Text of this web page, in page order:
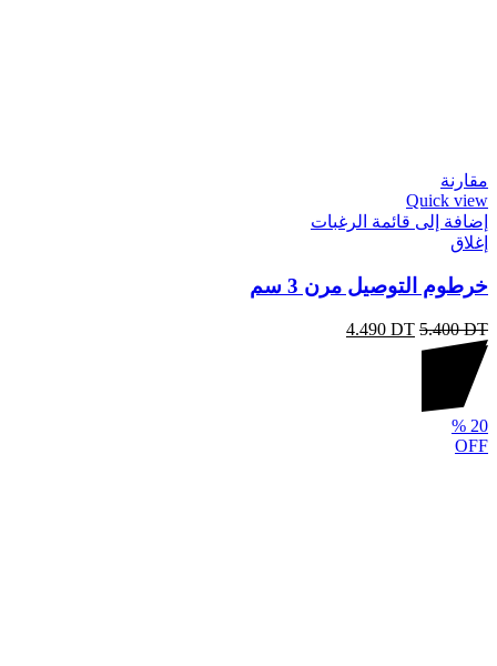
مقارنة
Quick view
إضافة إلى قائمة الرغبات
إغلاق
خرطوم التوصيل مرن 3 سم
5.400DT
4.490 DT
20
%
OFF